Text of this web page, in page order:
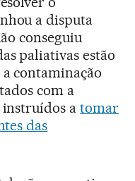
a disputa
conseguiu
paliativas estão
contaminação
com a
instruídos atomar
das